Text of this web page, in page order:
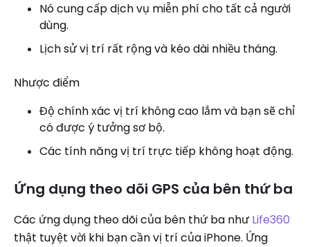
Nó cung cấp dịch vụ miễn phí cho tất cả người
dùng.
Lịch sử vị trí rất rộng và kéo dài nhiều tháng.
Nhược điểm
Độ chính xác vị trí không cao lắm và bạn sẽ chỉ
có được ý tưởng sơ bộ.
Các tính năng vị trí trực tiếp không hoạt động.
Ứng dụng theo dõi GPS của bên thứ ba
Các ứng dụng theo dõi của bên thứ ba nhưLife360
thật tuyệt vời khi bạn cần vị trí của iPhone. Ứng